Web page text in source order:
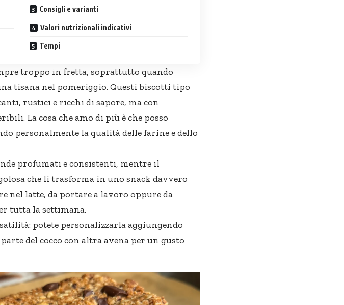
Consigli e varianti
Valori nutrizionali indicativi
Tempi
troppo in fretta, soprattutto quando
tisana nel pomeriggio. Questi biscotti tipo
rustici e ricchi di sapore, ma con
La cosa che amo di più è che posso
personalmente la qualità delle farine e dello
profumati e consistenti, mentre il
che li trasforma in uno snack davvero
nel latte, da portare a lavoro oppure da
tutta la settimana.
potete personalizzarla aggiungendo
del cocco con altra avena per un gusto